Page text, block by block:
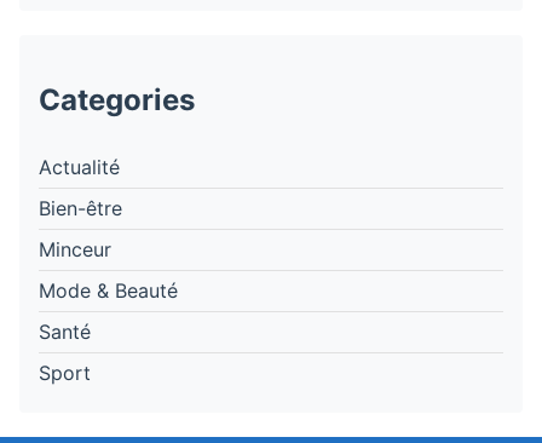
Categories
Actualité
Bien-être
Minceur
Mode & Beauté
Santé
Sport